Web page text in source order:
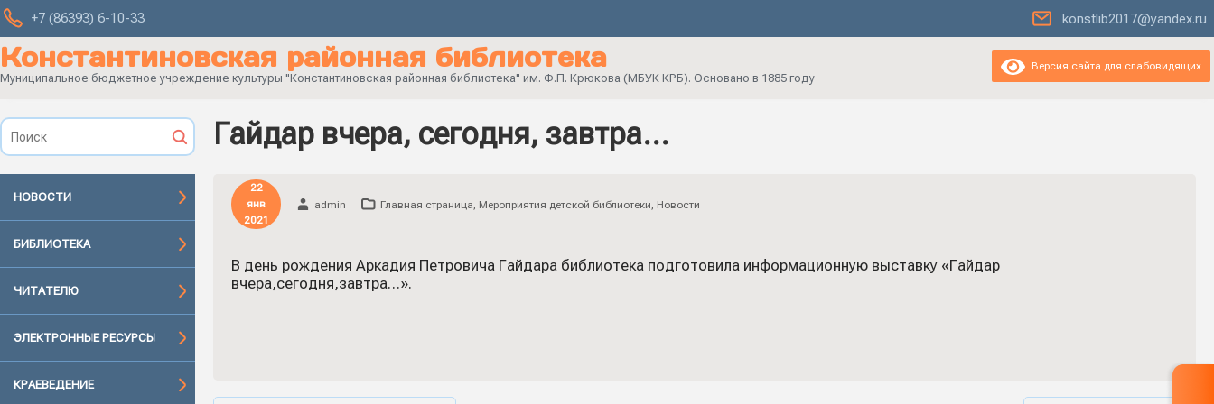
+7 (86393) 6-10-33 konstlib2017@yandex.ru
Константиновская районная библиотека
Муниципальное бюджетное учреждение культуры "Константиновская районная библиотека" им. Ф.П. Крюкова (МБУК КРБ). Основано в 1885 году
Версия сайта для слабовидящих
НОВОСТИ
БИБЛИОТЕКА
ЧИТАТЕЛЮ
ЭЛЕКТРОННЫЕ РЕСУРСЫ
КРАЕВЕДЕНИЕ
Гайдар вчера, сегодня, завтра…
22
янв
2021
admin Главная страница, Мероприятия детской библиотеки, Новости
В день рождения Аркадия Петровича Гайдара библиотека подготовила информационную выставку «Гайдар
вчера,сегодня,завтра…».